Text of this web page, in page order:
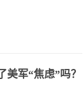
美军“焦虑”吗？